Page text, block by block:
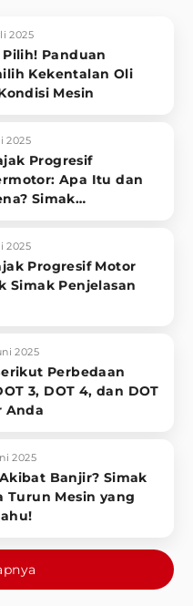
2025
Panduan
Kekentalan Oli
Mesin
2025
Progresif
Apa Itu dan
Simak
2025
Progresif Motor
Simak Penjelasan
2025
Perbedaan
3, DOT 4, dan DOT
Anda
2025
Banjir? Simak
Turun Mesin yang